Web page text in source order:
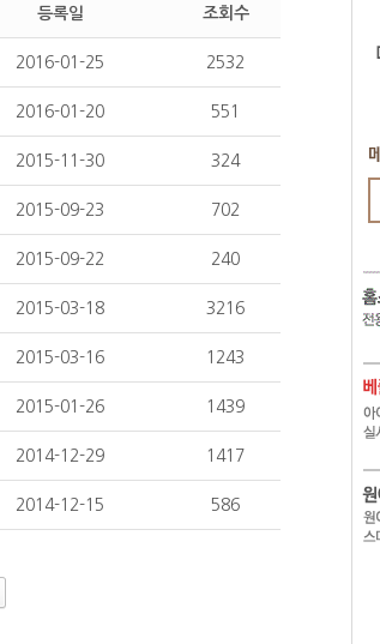
등록일 조회수
2016-01-25 2532
2016-01-20 551
2015-11-30 324
2015-09-23 702
2015-09-22 240
2015-03-18 3216
2015-03-16 1243
2015-01-26 1439
2014-12-29 1417
2014-12-15 586